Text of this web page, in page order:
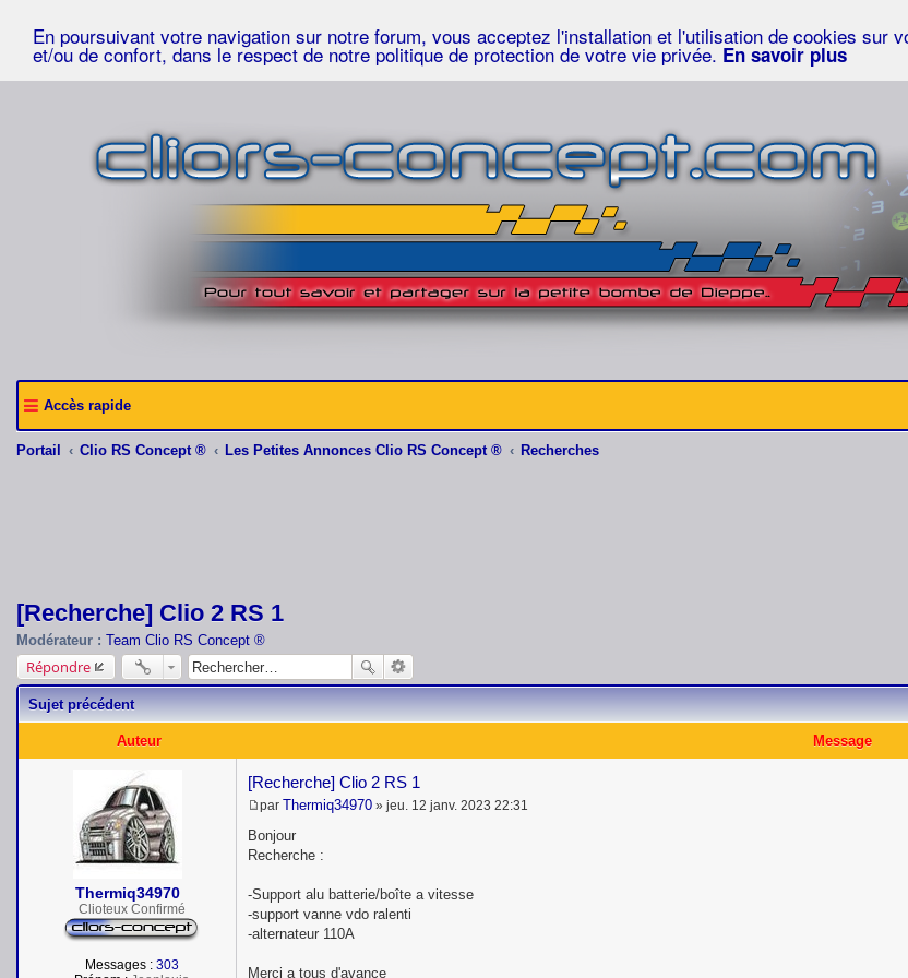
En poursuivant votre navigation sur notre forum, vous acceptez l'installation et l'utilisation de cookies sur
et/ou de confort, dans le respect de notre politique de protection de votre vie privée. En savoir plus
Accès rapide
Portail Clio RS Concept ® Les Petites Annonces Clio RS Concept ® Recherches
[Recherche] Clio 2 RS 1
Modérateur : Team Clio RS Concept ®
Répondre
Sujet précédent
Auteur Message
Thermiq34970
Clioteux Confirmé
Messages : 303
[Recherche] Clio 2 RS 1
M
e
s
g
e
par Thermiq34970 » jeu. 12 janv. 2023 22:31
Bonjour
Recherche :
-Support alu batterie/boîte a vitesse
-support vanne vdo ralenti
-alternateur 110A
Merci a tous d'avance